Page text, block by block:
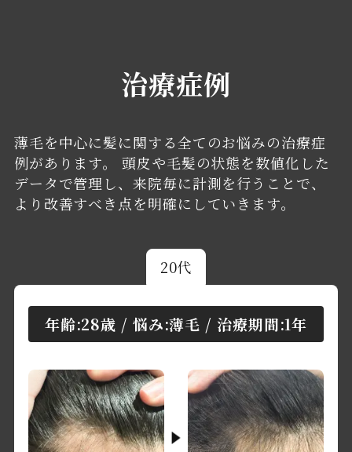
治療症例
薄毛を中心に髪に関する全てのお悩みの治療症
例があります。
頭皮や毛髪の状態を数値化した
データで管理し、来院毎に計測を行うことで、
より改善すべき点を明確にしていきます。
20代
年齢:28歳 / 悩み:薄毛 / 治療期間:1年